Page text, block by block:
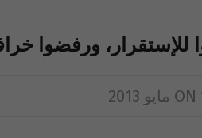
للإستقرار، ورفضوا
ON